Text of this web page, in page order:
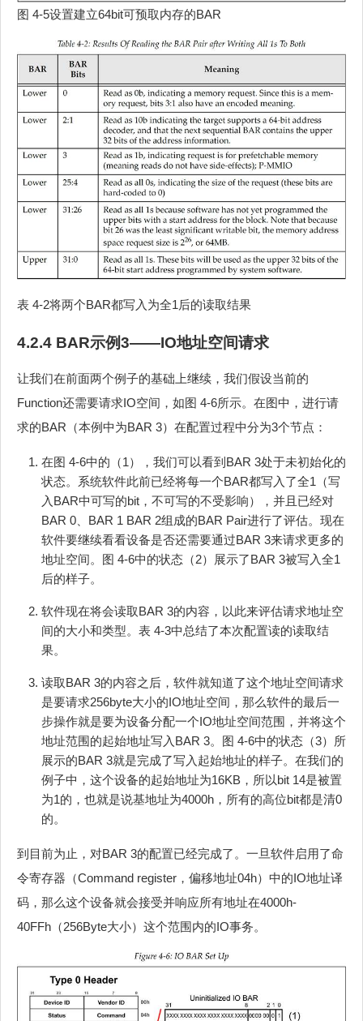
图 4‑5设置建立64bit可预取内存的BAR
表 4‑2将两个BAR都写入为全1后的读取结果
4.2.4 BAR示例3——IO地址空间请求
让我们在前面两个例子的基础上继续，我们假设当前的
Function还需要请求IO空间，如图 4‑6所示。在图中，进行请
求的BAR（本例中为BAR 3）在配置过程中分为3个节点：
在图 4‑6中的（1），我们可以看到BAR 3处于未初始化的
状态。系统软件此前已经将每一个BAR都写入了全1（写
入BAR中可写的bit，不可写的不受影响），并且已经对
BAR 0、BAR 1 BAR 2组成的BAR Pair进行了评估。现在
软件要继续看看设备是否还需要通过BAR 3来请求更多的
地址空间。图 4‑6中的状态（2）展示了BAR 3被写入全1
后的样子。
软件现在将会读取BAR 3的内容，以此来评估请求地址空
间的大小和类型。表 4‑3中总结了本次配置读的读取结
果。
读取BAR 3的内容之后，软件就知道了这个地址空间请求
是要请求256byte大小的IO地址空间，那么软件的最后一
步操作就是要为设备分配一个IO地址空间范围，并将这个
地址范围的起始地址写入BAR 3。图 4‑6中的状态（3）所
展示的BAR 3就是完成了写入起始地址的样子。在我们的
例子中，这个设备的起始地址为16KB，所以bit 14是被置
为1的，也就是说基地址为4000h，所有的高位bit都是清0
的。
到目前为止，对BAR 3的配置已经完成了。一旦软件启用了命
令寄存器（Command register，偏移地址04h）中的IO地址译
码，那么这个设备就会接受并响应所有地址在4000h-
40FFh（256Byte大小）这个范围内的IO事务。